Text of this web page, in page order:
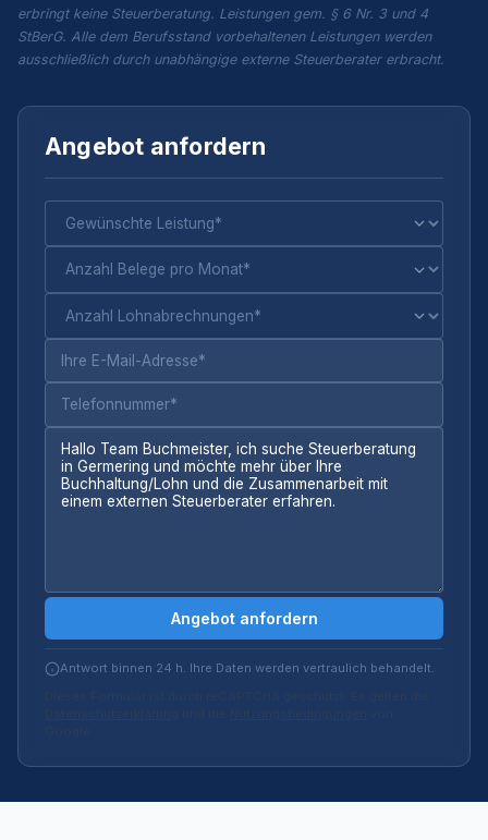
erbringt keine Steuerberatung. Leistungen gem. § 6 Nr. 3 und 4
StBerG. Alle dem Berufsstand vorbehaltenen Leistungen werden
ausschließlich durch unabhängige externe Steuerberater erbracht.
Angebot anfordern
Angebot anfordern
Antwort binnen 24 h. Ihre Daten werden vertraulich behandelt.